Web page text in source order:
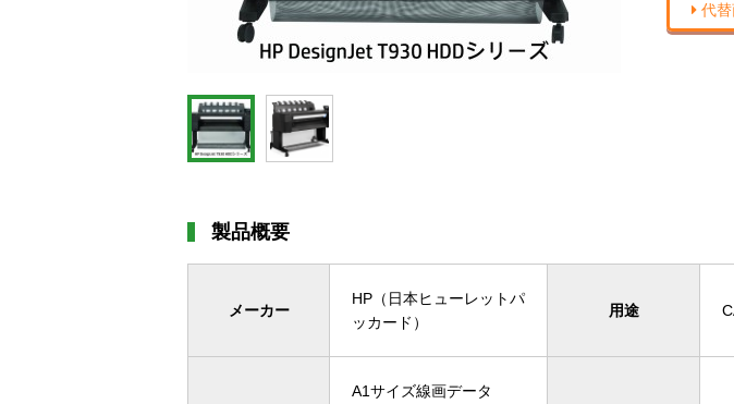
代
製品概要
メーカー
HP（日本ヒューレットパ
ッカード）
用途
A1サイズ線画データ